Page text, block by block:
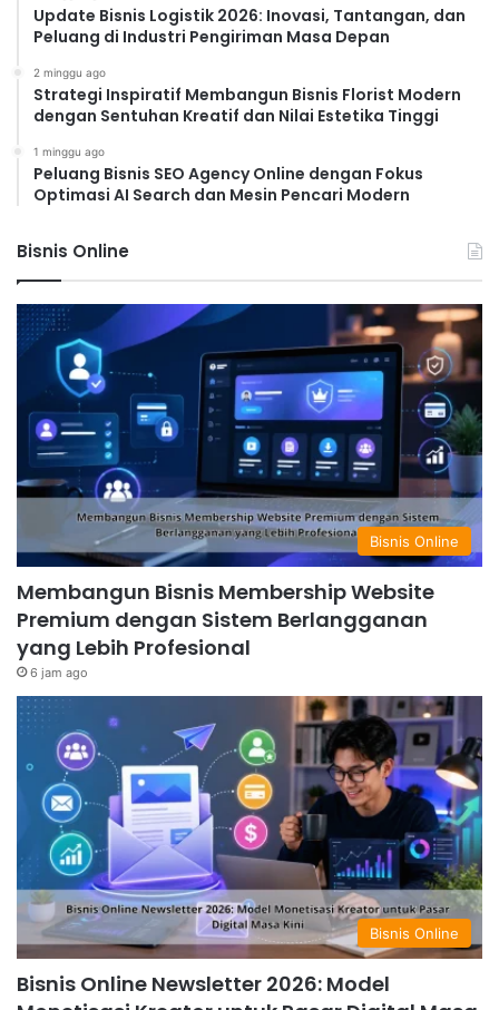
Update Bisnis Logistik 2026: Inovasi, Tantangan, dan
Peluang di Industri Pengiriman Masa Depan
2 minggu ago
Strategi Inspiratif Membangun Bisnis Florist Modern
dengan Sentuhan Kreatif dan Nilai Estetika Tinggi
1 minggu ago
Peluang Bisnis SEO Agency Online dengan Fokus
Optimasi AI Search dan Mesin Pencari Modern
Bisnis Online
Bisnis Online
Membangun Bisnis Membership Website
Premium dengan Sistem Berlangganan
yang Lebih Profesional
6 jam ago
Bisnis Online
Bisnis Online Newsletter 2026: Model